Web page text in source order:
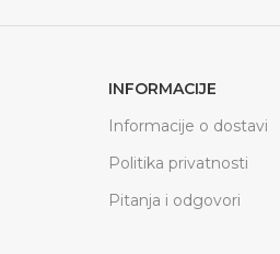
INFORMACIJE
Informacije o dostavi
Politika privatnosti
Pitanja i odgovori